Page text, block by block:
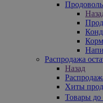
Распродажа
Назад
Хиты
Товары до